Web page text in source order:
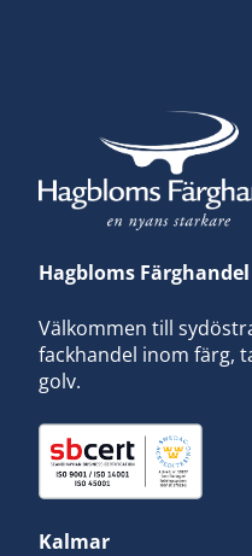
Hagbloms Färghandel
Välkommen till
fackhandel inom färg,
golv.
Kalmar